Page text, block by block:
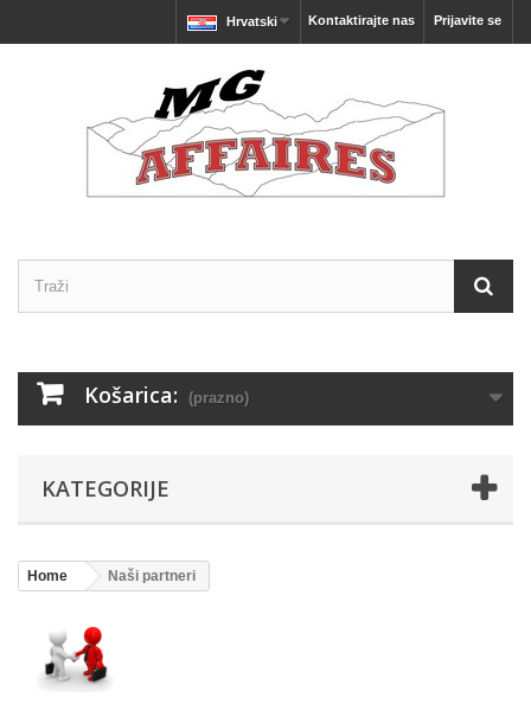
Prijavite se
Kontaktirajte nas
Hrvatski
Košarica: (prazno)
KATEGORIJE
Home Naši partneri